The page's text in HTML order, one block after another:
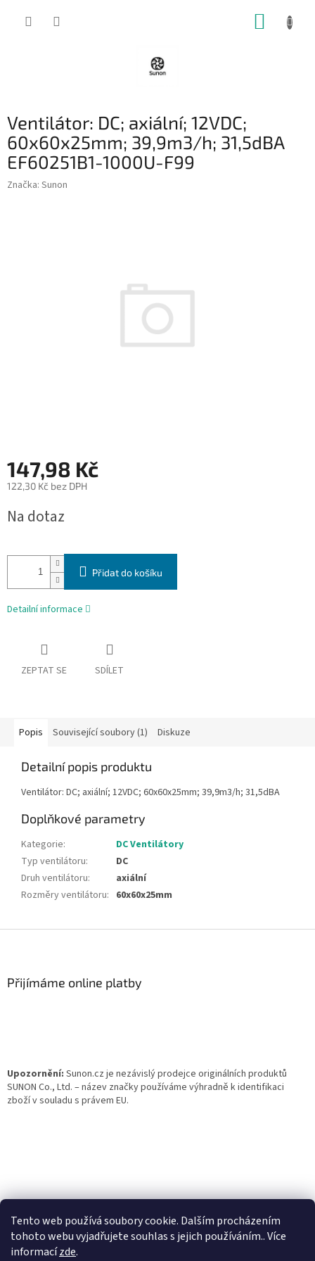
Tento web používá soubory cookie. Dalším procházením
tohoto webu vyjadřujete souhlas s jejich používáním.. Více
informacízde.
Ventilátor: DC; axiální; 12VDC;
60x60x25mm; 39,9m3/h; 31,5dBA
EF60251B1-1000U-F99
Značka: Sunon
147,98 Kč
122,30 Kč bez DPH
cena:
Na dotaz
Přidat do košíku
Detailní informace
ZEPTAT SE SDÍLET
Popis Související soubory (1) Diskuze
Detailní popis produktu
Ventilátor: DC; axiální; 12VDC; 60x60x25mm; 39,9m3/h; 31,5dBA
Doplňkové parametry
Kategorie:
DC Ventilátory
Typ ventilátoru:
DC
Druh ventilátoru:
axiální
Rozměry ventilátoru: 60x60x25mm
Přijímáme online platby
Upozornění: Sunon.cz je nezávislý prodejce originálních produktů
SUNON Co., Ltd. – název značky používáme výhradně k identifikaci
zboží v souladu s právem EU.